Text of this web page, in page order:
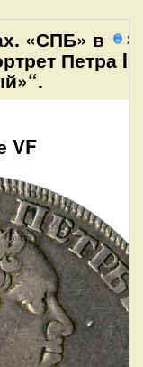
2
«СПБ» в
Петра I
VF